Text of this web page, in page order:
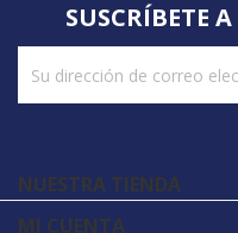
SUSCRÍBETE
NUESTRA TIENDA
MI CUENTA